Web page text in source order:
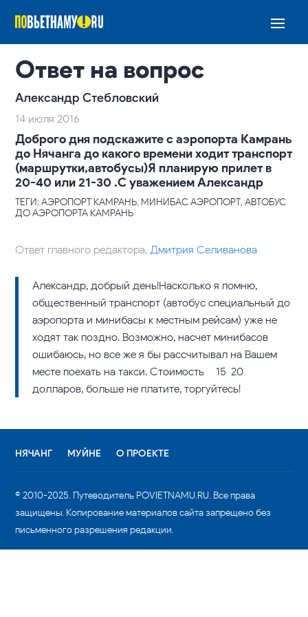
Ответ на вопрос
Александр Стебловский
14 июля 2016
Доброго дня подскажите с аэропорта Камрань
до Нячанга до какого времени ходит транспорт
(маршрутки,автобусы)Я планирую прилет в
20-40 или 21-30 .С уважением Александр
ТЕГИ: АЭРОПОРТ КАМРАНЬ, МИНИБАС АЭРОПОРТ, АВТОБУС
ДО АЭРОПОРТА КАМРАНЬ
Ответ главного редактора,Дмитрия Селиванова
Александр, добрый день!Насколько я помню,
общественный транспорт (автобус специальный до
аэропорта и минибасы к местным рейсам) уже не
ходят так поздно. Возможно, насчет минибасов
ошибаюсь, но все же я бы рассчитывал на Вашем
месте поехать на такси. Стоимость – 15-20
долларов, больше не платите, торгуйтесь!
НЯЧАНГ МУЙНЕ О ПРОЕКТЕ
© 2010-2025. Путеводитель POVIETNAMU.RU. Все права
защищены. Копирование материалов сайта запрещено без
письменного разрешения редакции.